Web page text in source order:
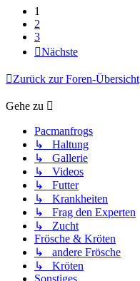
1
2
3
Nächste
Zurück zur Foren-Übersicht
Gehe zu
Pacmanfrogs
↳ Haltung
↳ Gallerie
↳ Videos
↳ Futter
↳ Krankheiten
↳ Frag den Experten
↳ Zucht
Frösche & Kröten
↳ andere Frösche
↳ Kröten